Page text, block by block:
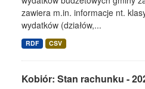
zawiera m.in. informacje nt.
wydatków (działów,...
RDF CSV
Kobiór: Stan rachunku -